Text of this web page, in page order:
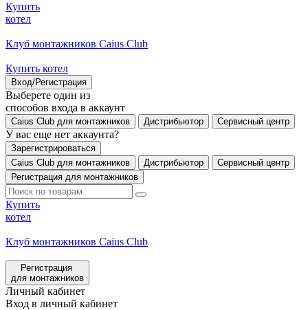
Купить
котел
Клуб монтажников Caius Club
Купить котел
Вход/Регистрация
Выберете один из
способов входа в аккаунт
Caius Club для монтажников Дистрибьютор Сервисный центр
У вас еще нет аккаунта?
Зарегистрироваться
Caius Club для монтажников
Дистрибьютор
Сервисный центр
Регистрация для монтажников
Купить
котел
Клуб монтажников Caius Club
Регистрация
для монтажников
Личный кабинет
Вход в личный кабинет